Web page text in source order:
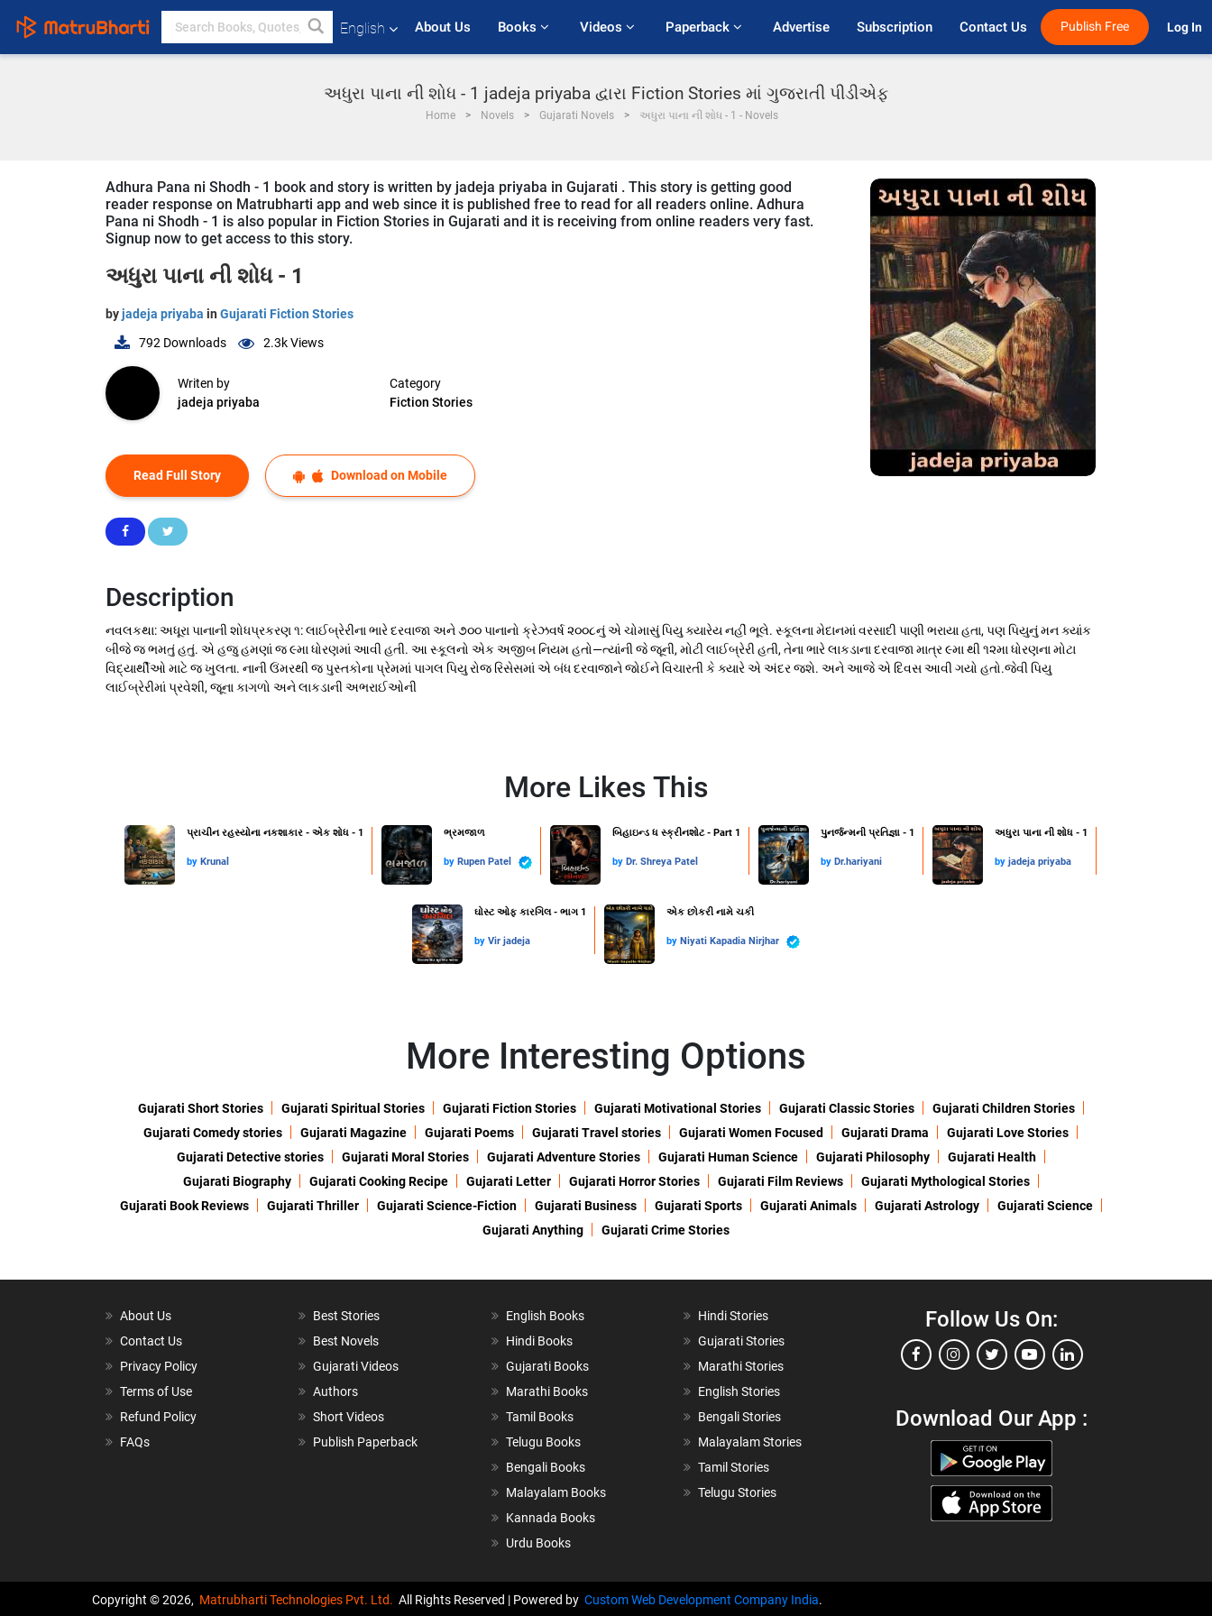
English About Us Books Videos Paperback Advertise Subscription Contact Us Publish Free Log In
અધુરા પાના ની શોધ - 1 jadeja priyaba દ્વારા Fiction Stories માં ગુજરાતી પીડીએફ
Home Novels Gujarati Novels અધુરા પાના ની શોધ - 1 - Novels
Adhura Pana ni Shodh - 1 book and story is written by jadeja priyaba in Gujarati . This story is getting good
reader response on Matrubharti app and web since it is published free to read for all readers online. Adhura
Pana ni Shodh - 1 is also popular in Fiction Stories in Gujarati and it is receiving from online readers very fast.
Signup now to get access to this story.
અધુરા પાના ની શોધ - 1
byjadeja priyaba in Gujarati Fiction Stories
792 Downloads 2.3kViews
Writen by
jadeja priyaba
Category
Fiction Stories
Read Full Story Download on Mobile
Description
નવલકથા: અધૂરા પાનાની શોધપ્રકરણ ૧: લાઈબ્રેરીના ભારે દરવાજા અને ૭૦૦ પાનાનો ક્રેઝવર્ષ ૨૦૦૮નું એ ચોમાસું પિયુ ક્યારેય નહીં ભૂલે. સ્કૂલના મેદાનમાં વરસાદી પાણી ભરાયા હતા, પણ પિયુનું મન ક્યાંક
બીજે જ ભમતું હતું. એ હજુ હમણાં જ ૯મા ધોરણમાં આવી હતી. આ સ્કૂલનો એક અજીબ નિયમ હતો—ત્યાંની જે જૂની, મોટી લાઈબ્રેરી હતી, તેના ભારે લાકડાના દરવાજા માત્ર ૯મા થી ૧૨મા ધોરણના મોટા
વિદ્યાર્થીઓ માટે જ ખુલતા. નાની ઉંમરથી જ પુસ્તકોના પ્રેમમાં પાગલ પિયુ રોજ રિસેસમાં એ બંધ દરવાજાને જોઈને વિચારતી કે ક્યારે એ અંદર જશે. અને આજે એ દિવસ આવી ગયો હતો.જેવી પિયુ
લાઈબ્રેરીમાં પ્રવેશી, જૂના કાગળો અને લાકડાની અભરાઈઓની
More Likes This
પ્રાચીન રહસ્યોના નકશાકાર - એક શોધ - 1
by Krunal
ભ્રમજાળ
by Rupen Patel
બિહાઇન્ડ ધ સ્ક્રીનશોટ - Part 1
by Dr. Shreya Patel
પુનર્જન્મની પ્રતિજ્ઞા - 1
by Dr.hariyani
અધુરા પાના ની શોધ - 1
by jadeja priyaba
ઘોસ્ટ ઓફ કારગિલ - ભાગ 1
by Vir jadeja
એક છોકરી નામે ચકી
by Niyati Kapadia Nirjhar
More Interesting Options
Gujarati Short Stories Gujarati Spiritual Stories Gujarati Fiction Stories Gujarati Motivational Stories Gujarati Classic Stories
Gujarati Children Stories
Gujarati Comedy stories
Gujarati Magazine Gujarati Poems Gujarati Travel stories Gujarati Women Focused Gujarati Drama
Gujarati Love Stories
Gujarati Detective stories
Gujarati Moral Stories Gujarati Adventure Stories Gujarati Human Science Gujarati Philosophy
Gujarati Health
Gujarati Biography
Gujarati Cooking Recipe Gujarati Letter Gujarati Horror Stories Gujarati Film Reviews
Gujarati Mythological Stories
Gujarati Book Reviews
Gujarati Thriller Gujarati Science-Fiction Gujarati Business Gujarati Sports Gujarati Animals Gujarati Astrology
Gujarati Science
Gujarati Anything
Gujarati Crime Stories
About Us
Contact Us
Privacy Policy
Terms of Use
Refund Policy
FAQs
Best Stories
Best Novels
Gujarati Videos
Authors
Short Videos
Publish Paperback
English Books
Hindi Books
Gujarati Books
Marathi Books
Tamil Books
Telugu Books
Bengali Books
Malayalam Books
Kannada Books
Urdu Books
Hindi Stories
Gujarati Stories
Marathi Stories
English Stories
Bengali Stories
Malayalam Stories
Tamil Stories
Telugu Stories
Follow Us On:
Download Our App :
Copyright © 2026, Matrubharti Technologies Pvt. Ltd. All Rights Reserved | Powered by Custom Web Development Company India.